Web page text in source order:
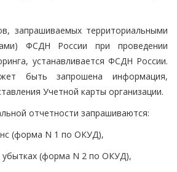
запрашиваемых территориальными
ФСДН России при проведении
устанавливается ФСДН России.
быть запрошена информация,
Учетной карты организации.
отчетности запрашиваются:
(форма N 1 по ОКУД),
убытках (форма N 2 по ОКУД),